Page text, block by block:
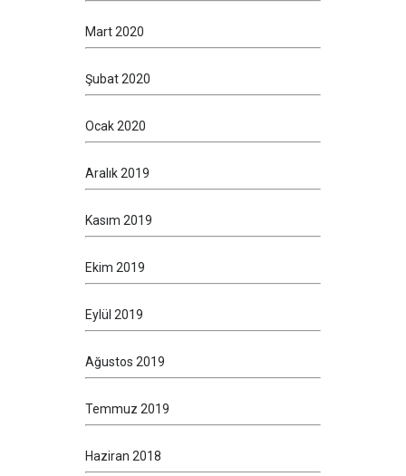
Mart 2020
Şubat 2020
Ocak 2020
Aralık 2019
Kasım 2019
Ekim 2019
Eylül 2019
Ağustos 2019
Temmuz 2019
Haziran 2018